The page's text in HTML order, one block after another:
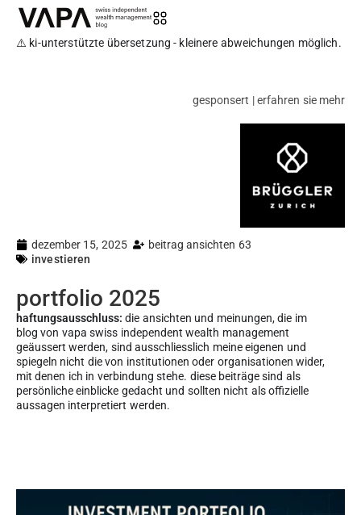
⚠️ ki-unterstützte übersetzung - kleinere abweichungen möglich.
gesponsert | erfahren sie mehr
dezember 15, 2025
beitrag ansichten 63
investieren
portfolio 2025
haftungsausschluss: die ansichten und meinungen, die im
blog von vapa swiss independent wealth management
geäussert werden, sind ausschliesslich meine eigenen und
spiegeln nicht die von institutionen oder organisationen wider,
mit denen ich in verbindung stehe. diese beiträge sind als
persönliche einblicke gedacht und sollten nicht als offizielle
aussagen interpretiert werden.